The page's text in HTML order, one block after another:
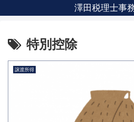
澤田税理士事
特別控除
譲渡所得